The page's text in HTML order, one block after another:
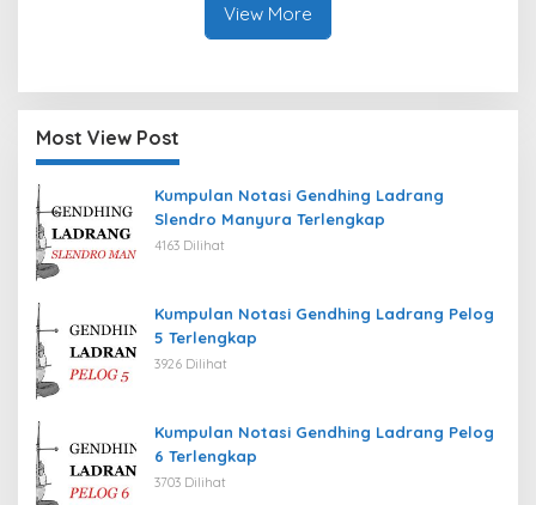
View More
Most View Post
Kumpulan Notasi Gendhing Ladrang
Slendro Manyura Terlengkap
4163 Dilihat
Kumpulan Notasi Gendhing Ladrang Pelog
5 Terlengkap
3926 Dilihat
Kumpulan Notasi Gendhing Ladrang Pelog
6 Terlengkap
3703 Dilihat